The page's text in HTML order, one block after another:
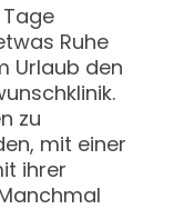
Ruhe
Urlaub den
zu
mit einer
ihrer